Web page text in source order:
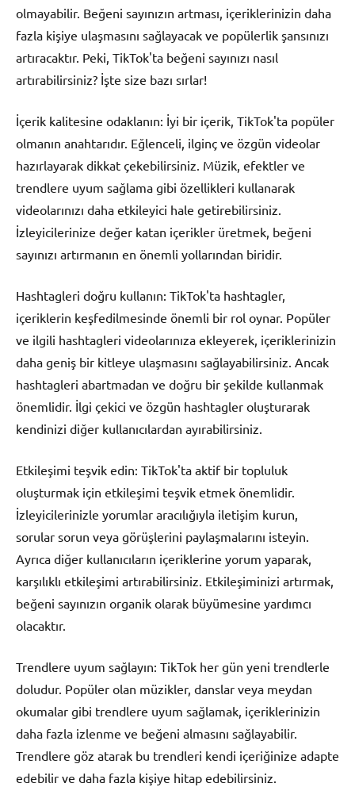
olmayabilir. Beğeni sayınızın artması, içeriklerinizin daha
fazla kişiye ulaşmasını sağlayacak ve popülerlik şansınızı
artıracaktır. Peki, TikTok'ta beğeni sayınızı nasıl
artırabilirsiniz? İşte size bazı sırlar!
İçerik kalitesine odaklanın: İyi bir içerik, TikTok'ta popüler
olmanın anahtarıdır. Eğlenceli, ilginç ve özgün videolar
hazırlayarak dikkat çekebilirsiniz. Müzik, efektler ve
trendlere uyum sağlama gibi özellikleri kullanarak
videolarınızı daha etkileyici hale getirebilirsiniz.
İzleyicilerinize değer katan içerikler üretmek, beğeni
sayınızı artırmanın en önemli yollarından biridir.
Hashtagleri doğru kullanın: TikTok'ta hashtagler,
içeriklerin keşfedilmesinde önemli bir rol oynar. Popüler
ve ilgili hashtagleri videolarınıza ekleyerek, içeriklerinizin
daha geniş bir kitleye ulaşmasını sağlayabilirsiniz. Ancak
hashtagleri abartmadan ve doğru bir şekilde kullanmak
önemlidir. İlgi çekici ve özgün hashtagler oluşturarak
kendinizi diğer kullanıcılardan ayırabilirsiniz.
Etkileşimi teşvik edin: TikTok'ta aktif bir topluluk
oluşturmak için etkileşimi teşvik etmek önemlidir.
İzleyicilerinizle yorumlar aracılığıyla iletişim kurun,
sorular sorun veya görüşlerini paylaşmalarını isteyin.
Ayrıca diğer kullanıcıların içeriklerine yorum yaparak,
karşılıklı etkileşimi artırabilirsiniz. Etkileşiminizi artırmak,
beğeni sayınızın organik olarak büyümesine yardımcı
olacaktır.
Trendlere uyum sağlayın: TikTok her gün yeni trendlerle
doludur. Popüler olan müzikler, danslar veya meydan
okumalar gibi trendlere uyum sağlamak, içeriklerinizin
daha fazla izlenme ve beğeni almasını sağlayabilir.
Trendlere göz atarak bu trendleri kendi içeriğinize adapte
edebilir ve daha fazla kişiye hitap edebilirsiniz.